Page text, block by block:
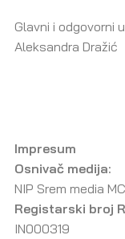
Glavni i odgovorni
Aleksandra Dražić
Impresum
Osnivač medija:
NIP Srem media
Registarski broj
IN000319